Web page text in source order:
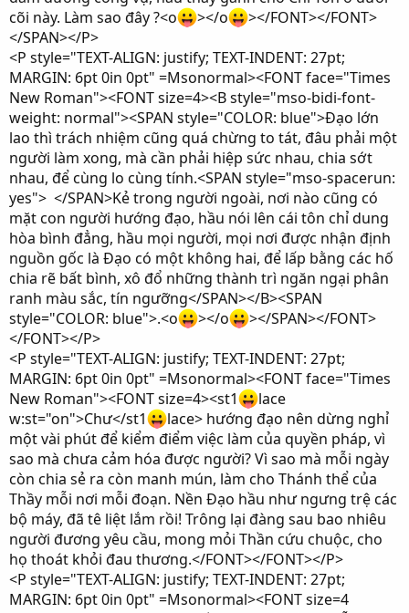
cõi này. Làm sao đây ?<o
></o
></FONT></FONT>
</SPAN></P>
<P style="TEXT-ALIGN: justify; TEXT-INDENT: 27pt;
MARGIN: 6pt 0in 0pt" =Msonormal><FONT face="Times
New Roman"><FONT size=4><B style="mso-bidi-font-
weight: normal"><SPAN style="COLOR: blue">Đạo lớn
lao thì trách nhiệm cũng quá chừng to tát, đâu phải một
người làm xong, mà cần phải hiệp sức nhau, chia sớt
nhau, để cùng lo cùng tính.<SPAN style="mso-spacerun:
yes"> </SPAN>Kẻ trong người ngoài, nơi nào cũng có
mặt con người hướng đạo, hầu nói lên cái tôn chỉ dung
hòa bình đẳng, hầu mọi người, mọi nơi được nhận định
nguồn gốc là Đạo có một không hai, để lấp bằng các hố
chia rẽ bất bình, xô đổ những thành trì ngăn ngại phân
ranh màu sắc, tín ngưỡng</SPAN></B><SPAN
style="COLOR: blue">.<o
></o
></SPAN></FONT>
</FONT></P>
<P style="TEXT-ALIGN: justify; TEXT-INDENT: 27pt;
MARGIN: 6pt 0in 0pt" =Msonormal><FONT face="Times
New Roman"><FONT size=4><st1
lace
w:st="on">Chư</st1
lace> hướng đạo nên dừng nghỉ
một vài phút để kiểm điểm việc làm của quyền pháp, vì
sao mà chưa cảm hóa được người? Vì sao mà mỗi ngày
còn chia sẻ ra còn manh mún, làm cho Thánh thể của
Thầy mỗi nơi mỗi đoạn. Nền Đạo hầu như ngưng trệ các
bộ máy, đã tê liệt lắm rồi! Trông lại đàng sau bao nhiêu
người đương yêu cầu, mong mỏi Thần cứu chuộc, cho
họ thoát khỏi đau thương.</FONT></FONT></P>
<P style="TEXT-ALIGN: justify; TEXT-INDENT: 27pt;
MARGIN: 6pt 0in 0pt" =Msonormal><FONT size=4